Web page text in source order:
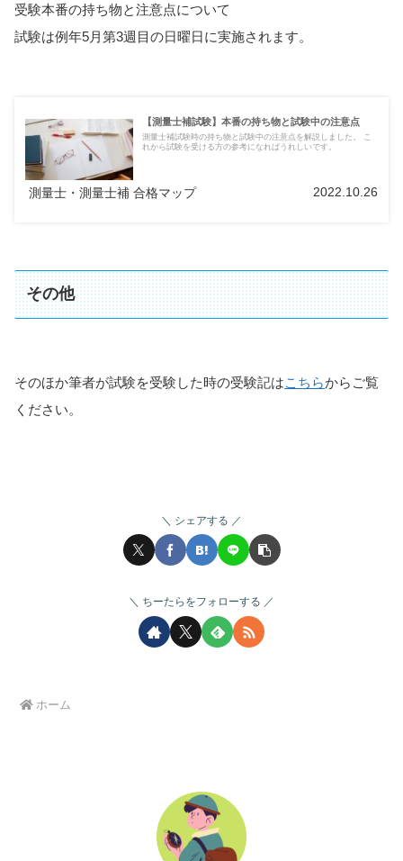
受験本番の持ち物と注意点について
試験は例年5月第3週目の日曜日に実施されます。
【測量士補試験】本番の持ち物と試験中の注意点
測量士補試験時の持ち物と試験中の注意点を解説しました。 こ
れから試験を受ける方の参考になればうれしいです。
測量士・測量士補 合格マップ 2022.10.26
その他
そのほか筆者が試験を受験した時の受験記はこちらからご覧
ください。
シェアする
ちーたらをフォローする
ホーム